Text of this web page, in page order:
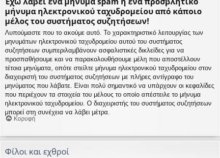
μήνυμα ηλεκτρονικού ταχυδρομείου από κάποιο
μέλος του συστήματος συζητήσεων!
Λυπούμαστε που το ακούμε αυτό. Το χαρακτηριστικό λειτουργίας των
μηνυμάτων ηλεκτρονικού ταχυδρομείου αυτού του συστήματος
συζητήσεων συμπεριλαμβάνουν ασφαλιστικές δικλείδες για να
προσπαθήσουμε και να παρακολουθήσουμε μέλη που αποστέλλουν
τέτοια μηνύματα, οπότε στείλτε μήνυμα ηλεκτρονικού ταχυδρομείου στον
διαχειριστή του συστήματος συζητήσεων με πλήρες αντίγραφο του
μηνύματος που λάβατε. Είναι πολύ σημαντικό να υπάρχουν οι κεφαλίδες
που περιέχουν τα στοιχεία του μέλους το οποίο απέστειλε το μήνυμα
ηλεκτρονικού ταχυδρομείου. Ο διαχειριστής του συστήματος συζητήσεων
μπορεί στη συνέχεια να λάβει μέτρα.
Κορυφή
Φίλοι και εχθροί